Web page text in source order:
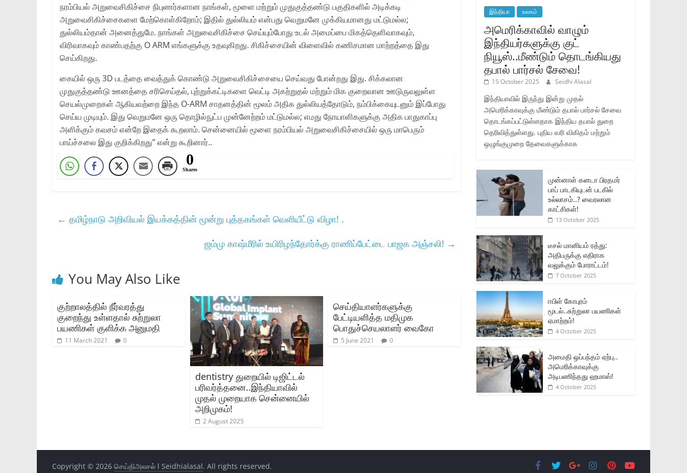
நரம்பியல் அறுவைசிகிச்சை நிபுணர்களான நாங்கள், மூளை மற்றும் முதுகுத்தண்டு பகுதிகளில் அடிக்கடி
அறுவைசிகிச்சைகளை மேற்கொள்கிறோம்; இதில் துல்லியம் என்பது வெறுமனே முக்கியமானது மட்டுமல்ல;
துல்லியம்தான் அனைத்துமே. நாங்கள் அறுவைசிகிச்சை செய்யும்போது உடல் அமைப்பை மிகத்தெளிவாகவும்,
விரிவாகவும் காண்பதற்கு O ARM எங்களுக்கு உதவுகிறது. சிகிச்சையின் விளைவில் கணிசமான மாற்றத்தை இது
செய்கிறது.
கையில் ஒரு 3D படத்தை வைத்துக் கொண்டு அறுவைசிகிச்சையை செய்வது போன்றது இது. சிக்கலான
முதுகுத்தண்டு ஊனத்தை சரிசெய்தல், புற்றுக்கட்டிகளை வெட்டி அகற்றுதல் மற்றும் மிக குறைவான ஊடுருவலுள்ள
செயல்முறைகள் ஆகியவற்றை இந்த O-ARM சாதனத்தின் மூலம் அதிக துல்லியத்தோடும், நம்பிக்கையுடனும் இப்போது
செய்ய முடியும். இது வெறுமனே ஒரு தொழில்நுட்ப முன்னேற்றம் மட்டுமல்ல; எமது நோயாளிகளுக்கு அதிக பாதுகாப்பு
அளிக்கும் கவசம் என்றே இதைக் கூறலாம். சென்னையில் மூளை நரம்பியல் அறுவைசிகிச்சையில் ஒரு மாபெரும்
பாய்ச்சலை இது குறிக்கிறது” என்று கூறினார்..
0
Shares
← தமிழ்நாடு அறிவியல் இயக்கத்தின் மூன்று புத்தகங்கள் வெளியீட்டு விழா! .
ஜம்மு காஷ்மீரில் உயிரிழந்தோர்க்கு ராணிப்பேட்டை பாஜக அஞ்சலி! →
You May Also Like
குற்றாலத்தில் நீர்வரத்து
குறைந்து உள்ளதால் சுற்றுலா
பயணிகள் குளிக்க அனுமதி
11 March 2021 0
dentistry துறையில் டிஜிட்டல்
பரிவர்த்தனை..இந்தியாவில்
முதல் முறையாக சென்னையில்
அறிமுகம்!
2 August 2025
செய்தியாளர்களுக்கு
பேட்டியளித்த மதிமுக
பொதுச்செயலாளர் வைகோ
5 June 2021 0
இந்தியா உலகம்
அமெரிக்காவில் வாழும்
இந்தியர்களுக்கு குட்
நியூஸ்..மீண்டும் தொடங்கியது
தபால் பார்சல் சேவை!
15 October 2025 Seidhi Alasal
இந்தியாவில் இருந்து இன்று முதல்
அமெரிக்காவுக்கு மீண்டும் தபால் பார்சல் சேவை
தொடங்கப்பட்டுள்ளதாக இந்திய தபால் துறை
தெரிவித்துள்ளது. புதிய வரி விகிதம் மற்றும்
ஒழுங்குமுறை தேவைகளுக்காக
முன்னாள் கனடா பிரதமர்
பாப் பாடகியுடன் படகில்
உல்லாசம்..? வைரலான
காட்சிகள்!
13 October 2025
டீசல் மானியம் ரத்து:
அதிபருக்கு எதிராக
வலுக்கும் போராட்டம்!
7 October 2025
ஈபிள் கோபுரம்
மூடல்..சுற்றுலா பயணிகள்
ஏமாற்றம்!
4 October 2025
அமைதி ஒப்பந்தம் ஏற்பு..
அமெரிக்காவுக்கு
அடிபணிந்தது ஹமாஸ்!
4 October 2025
Copyright © 2026 செய்திஅலசல் l Seidhialasal. All rights reserved.